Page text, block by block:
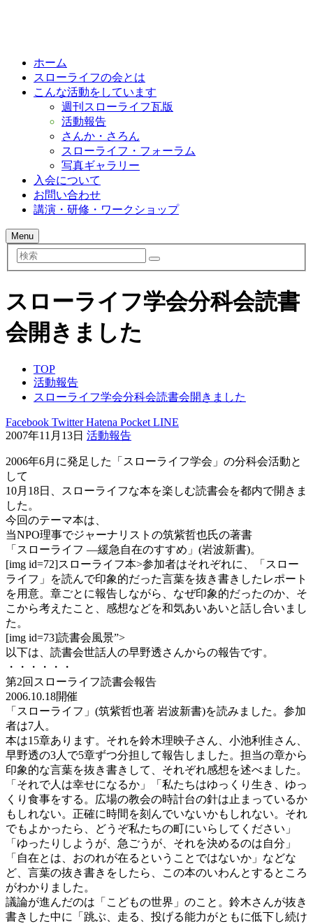
ホーム
スローライフの会とは
こんな活動をしています
週刊スローライフ瓦版
活動報告
さんか・さろん
スローライフ・フォーラム
写真ギャラリー
入会について
お問い合わせ
講演・研修・ワークショップ
Menu
検
索
スローライフ学会分科会読書
会開きました
TOP
活動報告
スローライフ学会分科会読書会開きました
Facebook TwitterHatena Pocket LINE
2007年11月13日 活動報告
2006年6月に発足した「スローライフ学会」の分科会活動と
して
10月18日、スローライフな本を楽しむ読書会を都内で開きま
した。
今回のテーマ本は、
当NPO理事でジャーナリストの筑紫哲也氏の著書
「スローライフ ―緩急自在のすすめ」(岩波新書)。
[img id=72]スローライフ本>参加者はそれぞれに、「スロー
ライフ」を読んで印象的だった言葉を抜き書きしたレポート
を用意。章ごとに報告しながら、なぜ印象的だったのか、そ
こから考えたこと、感想などを和気あいあいと話し合いまし
た。
[img id=73]読書会風景”>
以下は、読書会世話人の早野透さんからの報告です。
・・・・・・
第2回スローライフ読書会報告
2006.10.18開催
「スローライフ」(筑紫哲也著 岩波新書)を読みました。参加
者は7人。
本は15章あります。それを鈴木理映子さん、小池利佳さん、
早野透の3人で5章ずつ分担して報告しました。担当の章から
印象的な言葉を抜き書きして、それぞれ感想を述べました。
「それで人は幸せになるか」「私たちはゆっくり生き、ゆっ
くり食事をする。広場の教会の時計台の針は止まっているか
もしれない。正確に時間を刻んでいないかもしれない。それ
でもよかったら、どうぞ私たちの町にいらしてください」
「ゆったりしようが、急ごうが、それを決めるのは自分」
「自在とは、おのれが在るということではないか」などな
ど、言葉の抜き書きをしたら、この本のいわんとするところ
がわかりました。
議論が進んだのは「こどもの世界」のこと。鈴木さんが抜き
書きした中に「跳ぶ、走る、投げる能力がともに低下し続け